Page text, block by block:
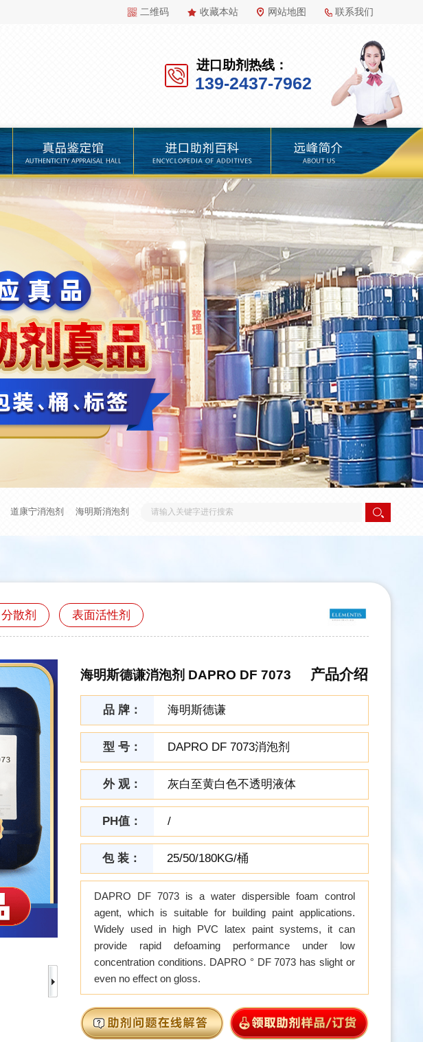
二维码 收藏本站 网站地图 联系我们
进口助剂热线：
139-2437-7962
进口助剂百科 远峰简介
道康宁消泡剂 海明斯消泡剂
分散剂 表面活性剂
海明斯德谦消泡剂 DAPRO DF 7073 产品介绍
品 牌： 海明斯德谦
型 号： DAPRO DF 7073消泡剂
外 观： 灰白至黄白色不透明液体
PH值： /
包 装： 25/50/180KG/桶
DAPRO DF 7073 is a water dispersible foam control
agent, which is suitable for building paint applications.
Widely used in high PVC latex paint systems, it can
provide rapid defoaming performance under low
concentration conditions. DAPRO ° DF 7073 has slight or
even no effect on gloss.